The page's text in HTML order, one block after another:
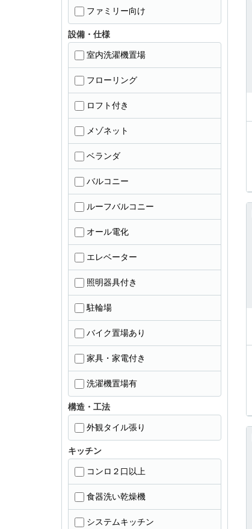
ファミリー向け
設備・仕様
室内洗濯機置場
フローリング
ロフト付き
メゾネット
ベランダ
バルコニー
ルーフバルコニー
オール電化
エレベーター
照明器具付き
駐輪場
バイク置場あり
家具・家電付き
洗濯機置場有
構造・工法
外観タイル張り
キッチン
コンロ２口以上
食器洗い乾燥機
システムキッチン